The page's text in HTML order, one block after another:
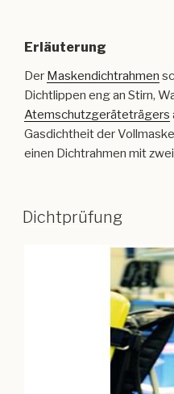
Erläuterung
Der Maskendichtrahmen
Dichtlippen eng an Stirn,
Atemschutzgeräteträgers
Gasdichtheit der
einen Dichtrahmen mit
Dichtprüfung